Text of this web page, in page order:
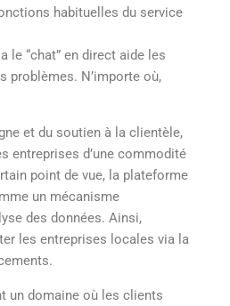
habituelles du service
le “chat” en direct aide les
problèmes. N’importe où,
et du soutien à la clientèle,
entreprises d’une commodité
point de vue, la plateforme
un mécanisme
des données. Ainsi,
les entreprises locales via la
un domaine où les clients